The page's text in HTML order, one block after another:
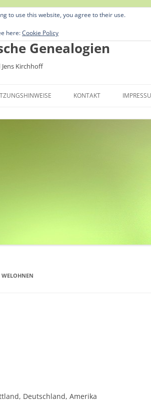
Genealogien
Kirchhoff
KONTAKT
WELOHNEN
Deutschland, Amerika
to use this website, you agree to their use.
here:Cookie Policy